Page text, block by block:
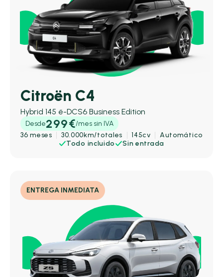
Citroën C4
Hybrid 145 ë-DCS6 Business Edition
Desde299€/mes sin IVA
36 meses
30.000km/totales 145cv
Automático
Todo incluido
Sin entrada
ENTREGA INMEDIATA